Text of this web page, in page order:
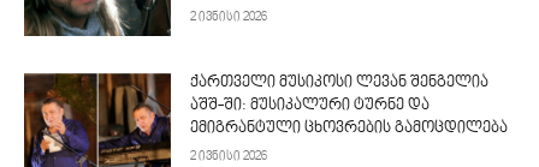
2 ივნისი 2026
ქართველი მუსიკოსი ლევან შენგელია
აშშ-ში: მუსიკალური ტურნე და
ემიგრანტული ცხოვრების გამოცდილება
2 ივნისი 2026